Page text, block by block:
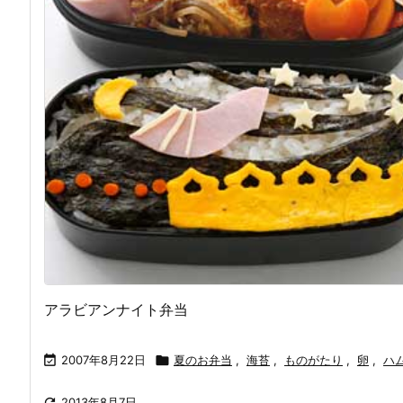
アラビアンナイト弁当
 2007年8月22日  夏のお弁当 , 海苔 , ものがたり , 卵 , ハ